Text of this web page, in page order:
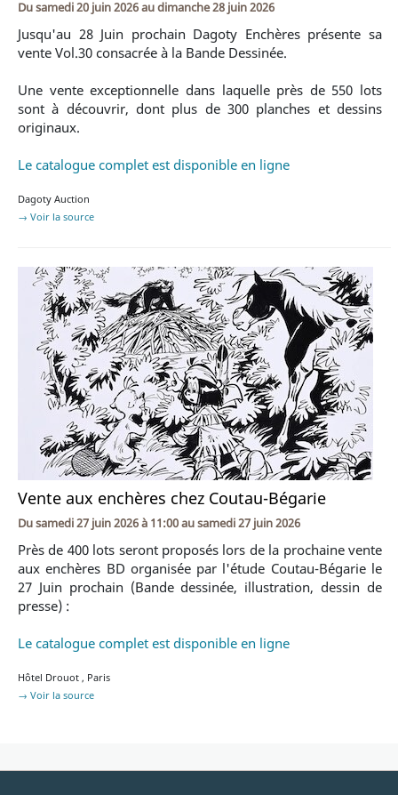
Dusamedi 20 juin 2026audimanche 28 juin 2026
Jusqu'au 28 Juin prochain Dagoty Enchères présente sa
vente Vol.30 consacrée à la Bande Dessinée.
Une vente exceptionnelle dans laquelle près de 550 lots
sont à découvrir, dont plus de 300 planches et dessins
originaux.
Le catalogue complet est disponible en ligne
Dagoty Auction
→ Voir la source
Vente aux enchères chez Coutau-Bégarie
Dusamedi 27 juin 2026 à 11:00ausamedi 27 juin 2026
Près de 400 lots seront proposés lors de la prochaine vente
aux enchères BD organisée par l'étude Coutau-Bégarie le
27 Juin prochain (Bande dessinée, illustration, dessin de
presse) :
Le catalogue complet est disponible en ligne
Hôtel Drouot , Paris
→ Voir la source